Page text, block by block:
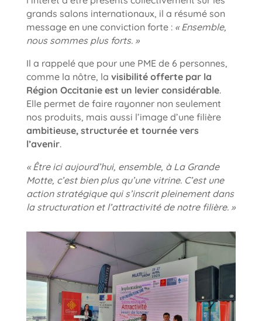
grands salons internationaux, il a résumé son
message en une conviction forte : « Ensemble,
nous sommes plus forts. »
Il a rappelé que pour une PME de 6 personnes,
comme la nôtre, la visibilité offerte par la
Région Occitanie est un levier considérable.
Elle permet de faire rayonner non seulement
nos produits, mais aussi l’image d’une filière
ambitieuse, structurée et tournée vers
l’avenir.
« Être ici aujourd’hui, ensemble, à La Grande
Motte, c’est bien plus qu’une vitrine. C’est une
action stratégique qui s’inscrit pleinement dans
la structuration et l’attractivité de notre filière. »